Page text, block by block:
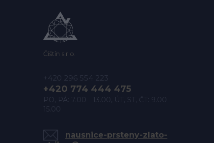
Čištín s.r.o.
+420 296 554 223
+420 774 444 475
PO, PÁ: 7.00 - 13.00, ÚT, ST, ČT: 9.00 -
15.00
nausnice-prsteny-zlato-